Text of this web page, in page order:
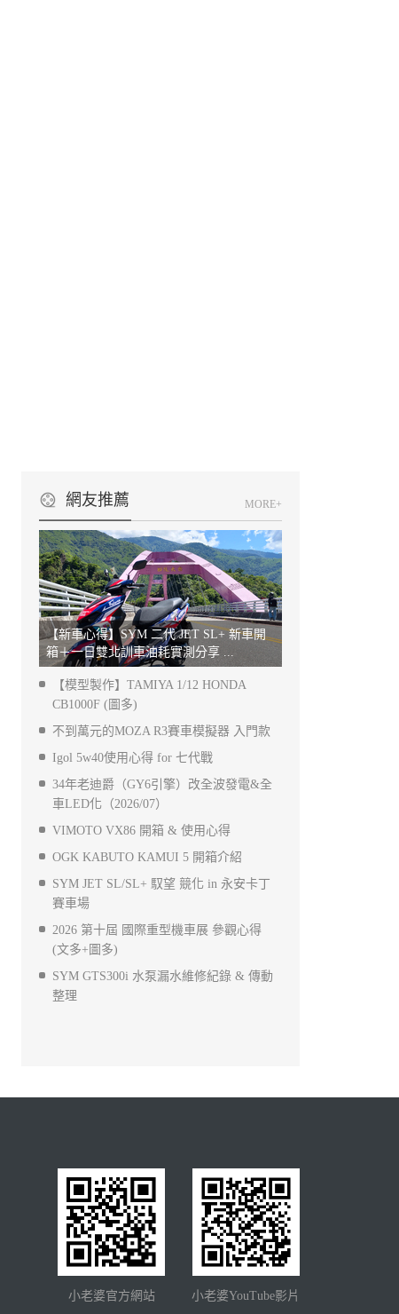
網友推薦 MORE+
【新車心得】SYM 二代 JET SL+ 新車開
箱＋一日雙北訓車油耗實測分享 ...
【模型製作】TAMIYA 1/12 HONDA
CB1000F (圖多)
不到萬元的MOZA R3賽車模擬器 入門款
Igol 5w40使用心得 for 七代戰
34年老迪爵（GY6引擎）改全波發電&全
車LED化（2026/07）
VIMOTO VX86 開箱 & 使用心得
OGK KABUTO KAMUI 5 開箱介紹
SYM JET SL/SL+ 馭望 競化 in 永安卡丁
賽車場
2026 第十屆 國際重型機車展 參觀心得
(文多+圖多)
SYM GTS300i 水泵漏水維修紀錄 & 傳動
整理
小老婆官方網站
小老婆YouTube影片